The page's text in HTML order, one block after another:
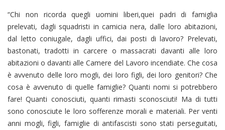
“Chi non ricorda quegli uomini liberi,quei padri di famiglia
prelevati, dagli squadristi in camicia nera, dalle loro abitazioni,
dal letto coniugale, dagli uffici, dai posti di lavoro? Prelevati,
bastonati, tradotti in carcere o massacrati davanti alle loro
abitazioni o davanti alle Camere del Lavoro incendiate. Che cosa
è avvenuto delle loro mogli, dei loro figli, dei loro genitori? Che
cosa è avvenuto di quelle famiglie? Quanti nomi si potrebbero
fare! Quanti conosciuti, quanti rimasti sconosciuti! Ma di tutti
sono conosciute le loro sofferenze morali e materiali. Per venti
anni mogli, figli, famiglie di antifascisti sono stati perseguitati,